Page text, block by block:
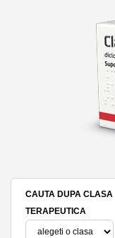
CAUTA DUPA CLASA
TERAPEUTICA